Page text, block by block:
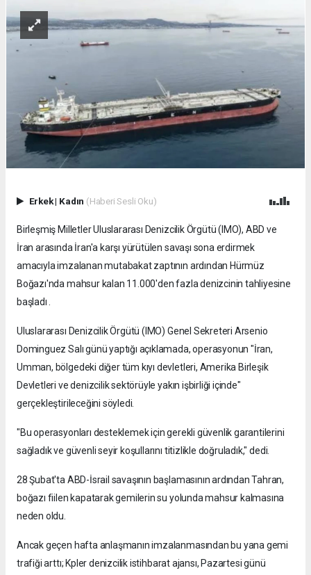
Erkek| Kadın (Haberi Sesli Oku)
Birleşmiş Milletler Uluslararası Denizcilik Örgütü (IMO), ABD ve
İran arasında İran'a karşı yürütülen savaşı sona erdirmek
amacıyla imzalanan mutabakat zaptının ardından Hürmüz
Boğazı'nda mahsur kalan 11.000'den fazla denizcinin tahliyesine
başladı .
Uluslararası Denizcilik Örgütü (IMO) Genel Sekreteri Arsenio
Dominguez Salı günü yaptığı açıklamada, operasyonun "İran,
Umman, bölgedeki diğer tüm kıyı devletleri, Amerika Birleşik
Devletleri ve denizcilik sektörüyle yakın işbirliği içinde"
gerçekleştirileceğini söyledi.
"Bu operasyonları desteklemek için gerekli güvenlik garantilerini
sağladık ve güvenli seyir koşullarını titizlikle doğruladık," dedi.
28 Şubat'ta ABD-İsrail savaşının başlamasının ardından Tahran,
boğazı fiilen kapatarak gemilerin su yolunda mahsur kalmasına
neden oldu.
Ancak geçen hafta anlaşmanın imzalanmasından bu yana gemi
trafiği arttı; Kpler denizcilik istihbarat ajansı, Pazartesi günü